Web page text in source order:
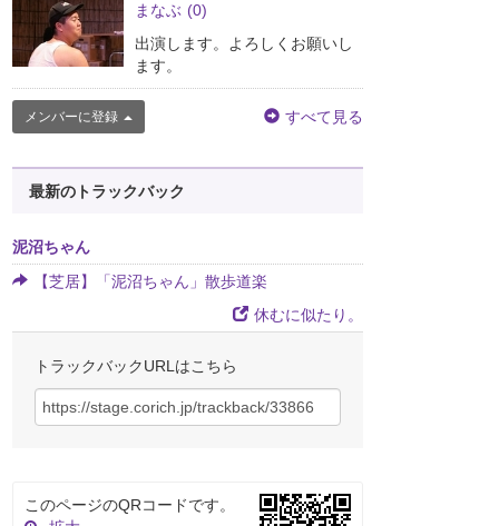
まなぶ (0)
出演します。よろしくお願いし
ます。
メンバーに登録 すべて見る
最新のトラックバック
泥沼ちゃん
【芝居】「泥沼ちゃん」散歩道楽
休むに似たり。
トラックバックURLはこちら
このページのQRコードです。